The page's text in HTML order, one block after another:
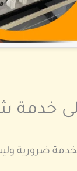
ضرورية